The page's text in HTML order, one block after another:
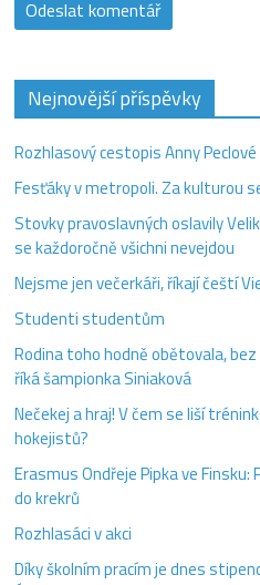
Nejnovější příspěvky
Rozhlasový cestopis Anny Peclové
Fesťáky v metropoli. Za kulturou
Stovky pravoslavných oslavily
se každoročně všichni nevejdou
Nejsme jen večerkáři, říkají čeští
Studenti studentům
Rodina toho hodně obětovala,
říká šampionka Siniaková
Nečekej a hraj! V čem se liší
hokejistů?
Erasmus Ondřeje Pipka ve
do krekrů
Rozhlasáci v akci
Díky školním pracím je dnes